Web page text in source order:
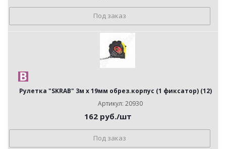
Под заказ
Рулетка "SKRAB" 3м х 19мм обрез.корпус (1 фиксатор) (12)
Артикул: 20930
162 руб./шт
Под заказ